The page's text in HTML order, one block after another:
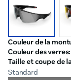
Couleur de la
Couleur des verres:
Taille et coupe de
Standard